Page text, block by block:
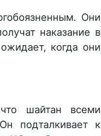
Они
наказание в
когда они
шайтан всеми
подталкивает к